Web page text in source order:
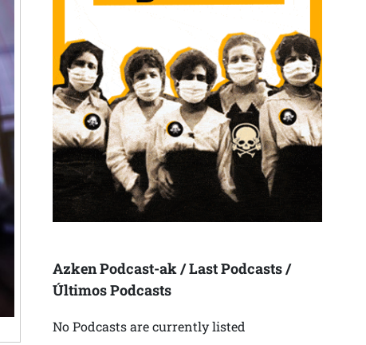
Azken Podcast-ak / Last Podcasts /
Últimos Podcasts
No Podcasts are currently listed